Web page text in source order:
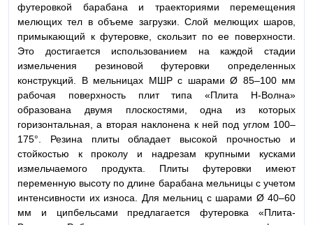
футеровкой барабана и траекториями перемещения
мелющих тел в объеме загрузки. Слой мелющих шаров,
примыкающий к футеровке, скользит по ее поверхности.
Это достигается использованием на каждой стадии
измельчения резиновой футеровки определенных
конструкций. В мельницах МШР с шарами Ø 85–100 мм
рабочая поверхность плит типа «Плита Н-Волна»
образована двумя плоскостями, одна из которых
горизонтальная, а вторая наклонена к ней под углом 100–
175°. Резина плиты обладает высокой прочностью и
стойкостью к проколу и надрезам крупными кусками
измельчаемого продукта. Плиты футеровки имеют
переменную высоту по длине барабана мельницы с учетом
интенсивности их износа. Для мельниц с шарами Ø 40–60
мм и ципбельсами предлагается футеровка «Плита-